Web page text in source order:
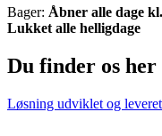
Bager: Åbner alle dage
Lukket alle helligdage
Du finder os her
Løsning udviklet og